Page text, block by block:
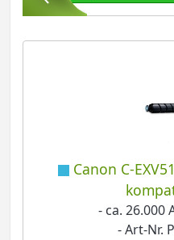
Canon C-
- ca. 26.000
- Art-Nr.